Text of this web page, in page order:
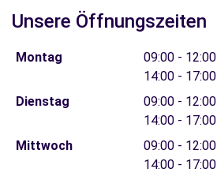
Unsere Öffnungszeiten
Montag
09:00 - 12:00
14:00 - 17:00
Dienstag
09:00 - 12:00
14:00 - 17:00
Mittwoch
09:00 - 12:00
14:00 - 17:00